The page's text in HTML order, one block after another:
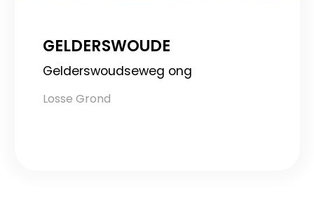
GELDERSWOUDE
Gelderswoudseweg ong
Losse Grond